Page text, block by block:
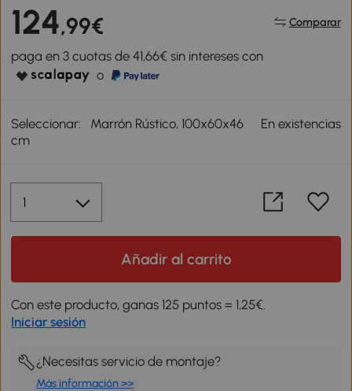
124,99€ Comparar
paga en 3 cuotas de 41,66€ sin intereses con
o
Seleccionar:
Marrón Rústico, 100x60x46
cm
En existencias
Añadir al carrito
Con este producto, ganas 125 puntos = 1,25€.
Iniciar sesión
¿Necesitas servicio de montaje?
Más información >>